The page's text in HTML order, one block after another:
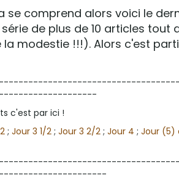
se comprend alors voici le
de plus de 10 articles tout
modestie !!!). Alors c'est
c'est par ici !
; Jour 3 1/2; Jour 3 2/2 ; Jour 4 ; Jour (5)